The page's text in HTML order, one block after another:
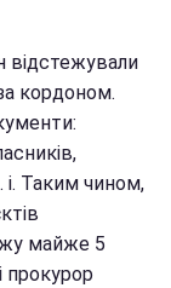
відстежували
кордоном.
і. Таким чином,
майже 5
прокурор